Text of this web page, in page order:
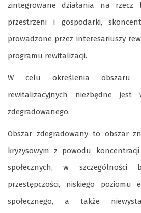
zintegrowane działania na rzecz
przestrzeni i gospodarki,
prowadzone przez interesariuszy
programu rewitalizacji.
W celu określenia obszaru
rewitalizacyjnych niezbędne jest
zdegradowanego.
Obszar zdegradowany to obszar
kryzysowym z powodu
społecznych, w szczególności
przestępczości, niskiego poziomu
społecznego, a także